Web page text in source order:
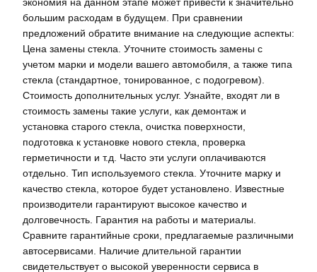
большим расходам в будущем. При сравнении
предложений обратите внимание на следующие аспекты:
Цена замены стекла. Уточните стоимость замены с
учетом марки и модели вашего автомобиля, а также типа
стекла (стандартное, тонированное, с подогревом).
Стоимость дополнительных услуг. Узнайте, входят ли в
стоимость замены такие услуги, как демонтаж и
установка старого стекла, очистка поверхности,
подготовка к установке нового стекла, проверка
герметичности и т.д. Часто эти услуги оплачиваются
отдельно. Тип используемого стекла. Уточните марку и
качество стекла, которое будет установлено. Известные
производители гарантируют высокое качество и
долговечность. Гарантия на работы и материалы.
Сравните гарантийные сроки, предлагаемые различными
автосервисами. Наличие длительной гарантии
свидетельствует о высокой уверенности сервиса в